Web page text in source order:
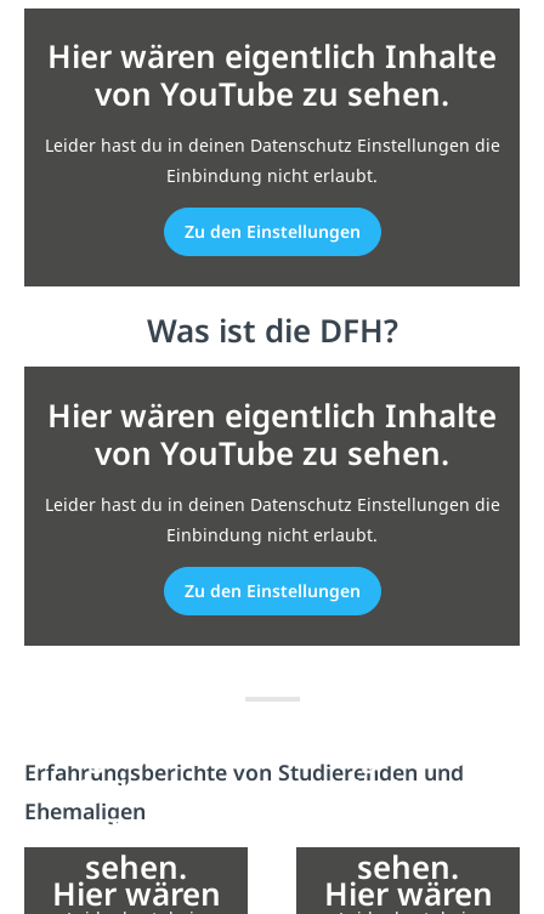
Hier wären eigentlich Inhalte
von YouTube zu sehen.
Leider hast du in deinen Datenschutz Einstellungen die
Einbindung nicht erlaubt.
Zu den Einstellungen
Was ist die DFH?
Hier wären eigentlich Inhalte
von YouTube zu sehen.
Leider hast du in deinen Datenschutz Einstellungen die
Einbindung nicht erlaubt.
Zu den Einstellungen
Erfahrungsberichte von Studierenden und
Ehemaligen
eigentlich
Inhalte von
YouTube zu
sehen.
eigentlich
Inhalte von
sehen.
Hier wären
Hier wären